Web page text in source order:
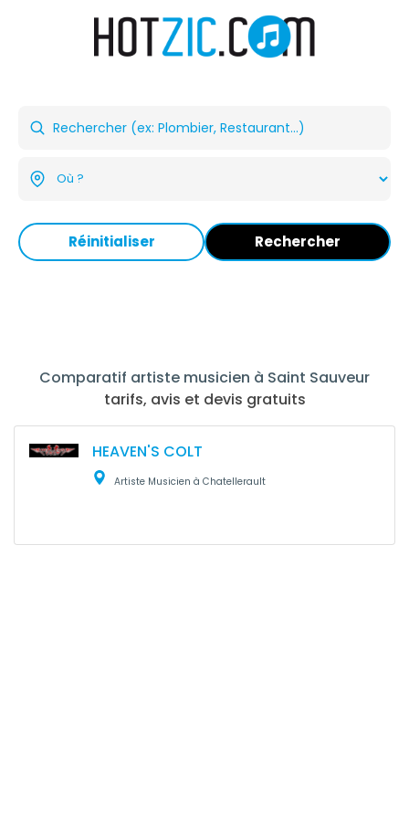
Réinitialiser Rechercher
Comparatif artiste musicien à Saint Sauveur
tarifs, avis et devis gratuits
HEAVEN'S COLT
Artiste Musicien à Chatellerault